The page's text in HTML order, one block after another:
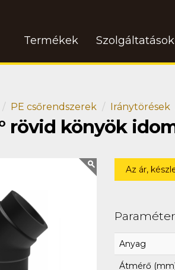
Termékek Szolgáltatások
PE csőrendszerek Iránytörések
rövid könyök idom
Az ár,
Anyag
Átmérő